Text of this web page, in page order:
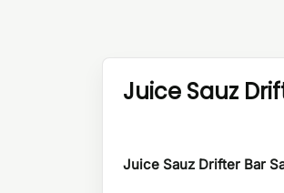
Juice Sauz
Juice Sauz Drifter Bar